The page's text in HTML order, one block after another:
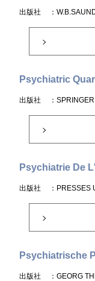
出版社 ：
Psychiatric
出版社 ：
Psychiatrie De
出版社 ：PRESSES
Psychiatrische
出版社 ：GEORG